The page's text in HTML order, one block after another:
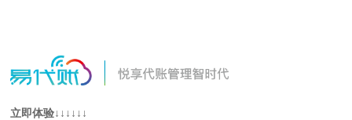
立即体验↓↓↓↓↓↓